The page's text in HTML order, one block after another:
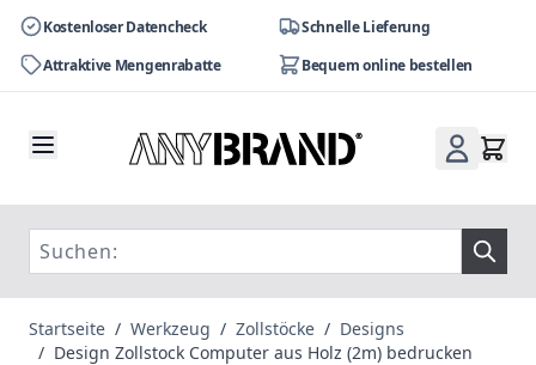
Kostenloser Datencheck
Schnelle Lieferung
Attraktive Mengenrabatte
Bequem online bestellen
Startseite / Werkzeug / Zollstöcke / Designs
/ Design Zollstock Computer aus Holz (2m) bedrucken